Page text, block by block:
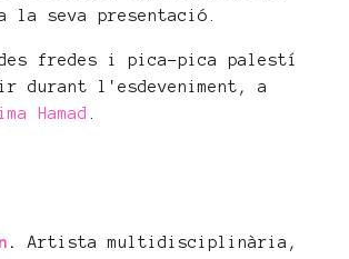
la seva presentació.
fredes i pica-pica palestí
durant l'esdeveniment, a
Hamad
. Artista multidisciplinària,